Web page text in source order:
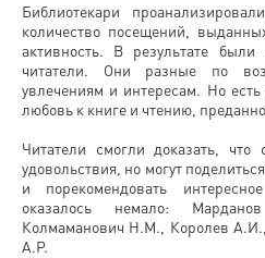
Библиотекари
количество посещений,
активность. В результате
читатели. Они разные по
увлечениям и интересам. Но
любовь к книге и чтению,
Читатели смогли доказать,
удовольствия, но могут
и порекомендовать
оказалось немало:
Колмаманович Н.М., Королев
А.Р.